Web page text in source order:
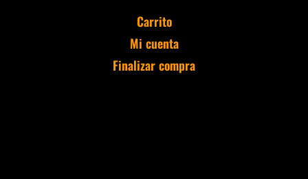
Carrito
Mi cuenta
Finalizar compra